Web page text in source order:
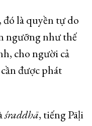
là quyền tự do
ngưỡng như thế
cho người cả
được phát
śraddhā, tiếng Pāḷi